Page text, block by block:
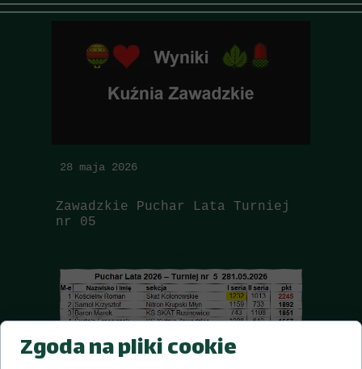
28 maja 2026
Zawadzkie Puchar Lata Turniej
nr 05
Zgoda na pliki cookie